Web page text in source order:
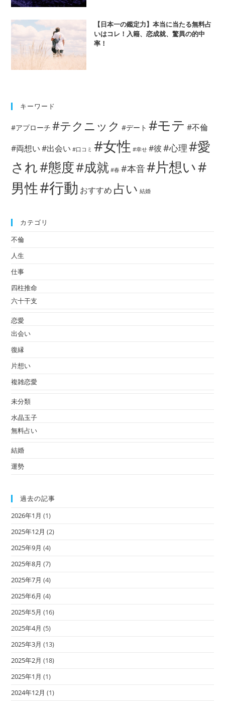
【日本一の鑑定力】本当に当たる無料占
いはコレ！入籍、恋成就、驚異の的中
率！
キーワード
#アプローチ #テクニック #デート #モテ #不倫
#両想い#出会い #口コミ #女性 #幸せ #彼#心理#愛
され#態度#成就 #春 #本音#片想い#
男性#行動 おすすめ 占い 結婚
カテゴリ
不倫
人生
仕事
四柱推命
六十干支
恋愛
出会い
復縁
片想い
複雑恋愛
未分類
水晶玉子
無料占い
結婚
運勢
過去の記事
2026年1月 (1)
2025年12月 (2)
2025年9月 (4)
2025年8月 (7)
2025年7月 (4)
2025年6月 (4)
2025年5月 (16)
2025年4月 (5)
2025年3月 (13)
2025年2月 (18)
2025年1月 (1)
2024年12月 (1)